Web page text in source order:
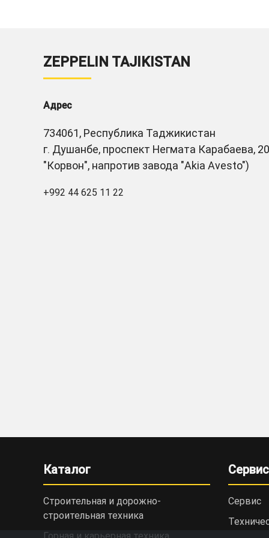
ZEPPELIN TAJIKISTAN
Адрес
734061, Республика Таджикистан
г. Душанбе, проспект Негмата Карабаева,
"Корвон", напротив завода "Akia Avesto")
+992 44 625 11 22
Каталог
Строительная и дорожно-
cтроительная техника
Сервис